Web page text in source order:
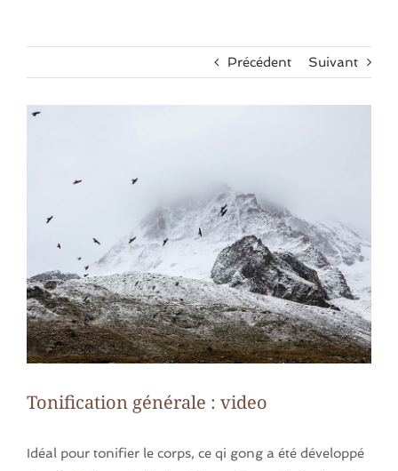
Précédent Suivant
Voir
Tonification générale : video
Idéal pour tonifier le corps, ce qi gong a été développé